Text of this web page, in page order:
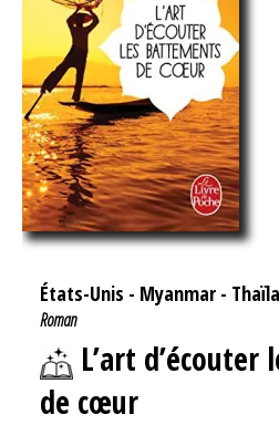
États-Unis - Myanmar -
Roman
L’art
de cœur